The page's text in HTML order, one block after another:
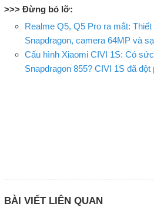
>>> Đừng bỏ lỡ:
Realme Q5, Q5 Pro ra mắt:
Snapdragon, camera 64MP và
Cấu hình Xiaomi CIVI 1S: Có
Snapdragon 855? CIVI 1S đã
BÀI VIẾT LIÊN QUAN